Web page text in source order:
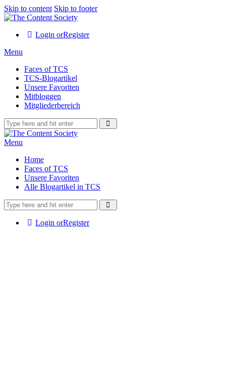
Skip to content Skip to footer
Login orRegister
Menu
Faces of TCS
TCS-Blogartikel
Unsere Favoriten
Mitbloggen
Mitgliederbereich
Menu
Home
Faces of TCS
Unsere Favoriten
Alle Blogartikel in TCS
Login orRegister